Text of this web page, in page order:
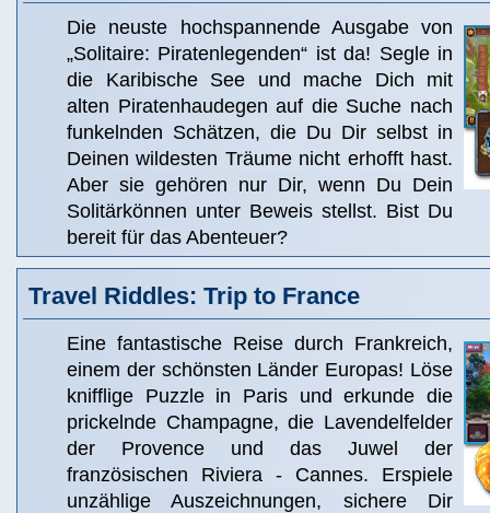
Die neuste hochspannende Ausgabe von
„Solitaire: Piratenlegenden“ ist da! Segle in
die Karibische See und mache Dich mit
alten Piratenhaudegen auf die Suche nach
funkelnden Schätzen, die Du Dir selbst in
Deinen wildesten Träume nicht erhofft hast.
Aber sie gehören nur Dir, wenn Du Dein
Solitärkönnen unter Beweis stellst. Bist Du
bereit für das Abenteuer?
Travel Riddles: Trip to France
Eine fantastische Reise durch Frankreich,
einem der schönsten Länder Europas! Löse
knifflige Puzzle in Paris und erkunde die
prickelnde Champagne, die Lavendelfelder
der Provence und das Juwel der
französischen Riviera - Cannes. Erspiele
unzählige Auszeichnungen, sichere Dir